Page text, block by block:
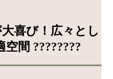
喜び！広々とし
間 ????????